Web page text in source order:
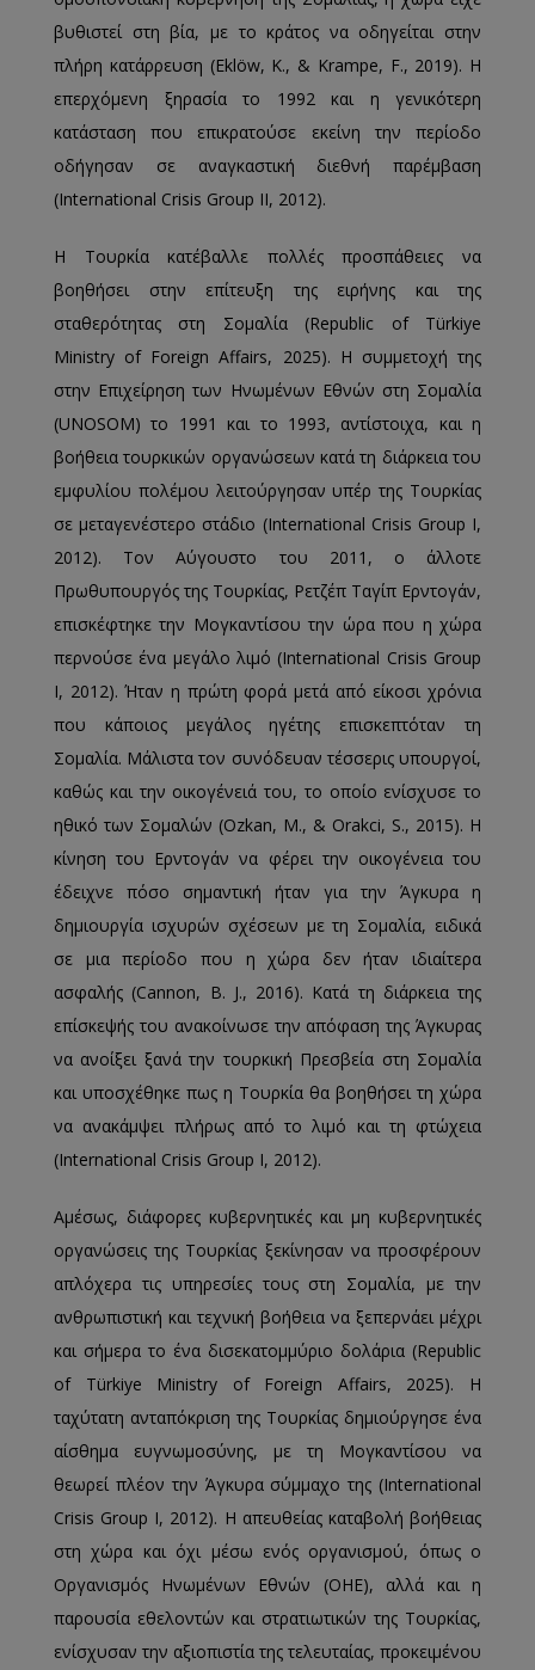
βυθιστεί στη βία, με το κράτος να οδηγείται στην
πλήρη κατάρρευση (Eklöw, K., & Krampe, F., 2019). Η
επερχόμενη ξηρασία το 1992 και η γενικότερη
κατάσταση που επικρατούσε εκείνη την περίοδο
οδήγησαν σε αναγκαστική διεθνή παρέμβαση
(International Crisis Group ΙΙ, 2012).
Η Τουρκία κατέβαλλε πολλές προσπάθειες να
βοηθήσει στην επίτευξη της ειρήνης και της
σταθερότητας στη Σομαλία (Republic of Türkiye
Ministry of Foreign Affairs, 2025). Η συμμετοχή της
στην Επιχείρηση των Ηνωμένων Εθνών στη Σομαλία
(UNOSOM) το 1991 και το 1993, αντίστοιχα, και η
βοήθεια τουρκικών οργανώσεων κατά τη διάρκεια του
εμφυλίου πολέμου λειτούργησαν υπέρ της Τουρκίας
σε μεταγενέστερο στάδιο (International Crisis Group Ι,
2012). Τον Αύγουστο του 2011, ο άλλοτε
Πρωθυπουργός της Τουρκίας, Ρετζέπ Ταγίπ Ερντογάν,
επισκέφτηκε την Μογκαντίσου την ώρα που η χώρα
περνούσε ένα μεγάλο λιμό (International Crisis Group
Ι, 2012). Ήταν η πρώτη φορά μετά από είκοσι χρόνια
που κάποιος μεγάλος ηγέτης επισκεπτόταν τη
Σομαλία. Μάλιστα τον συνόδευαν τέσσερις υπουργοί,
καθώς και την οικογένειά του, το οποίο ενίσχυσε το
ηθικό των Σομαλών (Ozkan, M., & Orakci, S., 2015). Η
κίνηση του Ερντογάν να φέρει την οικογένεια του
έδειχνε πόσο σημαντική ήταν για την Άγκυρα η
δημιουργία ισχυρών σχέσεων με τη Σομαλία, ειδικά
σε μια περίοδο που η χώρα δεν ήταν ιδιαίτερα
ασφαλής (Cannon, B. J., 2016). Κατά τη διάρκεια της
επίσκεψής του ανακοίνωσε την απόφαση της Άγκυρας
να ανοίξει ξανά την τουρκική Πρεσβεία στη Σομαλία
και υποσχέθηκε πως η Τουρκία θα βοηθήσει τη χώρα
να ανακάμψει πλήρως από το λιμό και τη φτώχεια
(International Crisis Group Ι, 2012).
Αμέσως, διάφορες κυβερνητικές και μη κυβερνητικές
οργανώσεις της Τουρκίας ξεκίνησαν να προσφέρουν
απλόχερα τις υπηρεσίες τους στη Σομαλία, με την
ανθρωπιστική και τεχνική βοήθεια να ξεπερνάει μέχρι
και σήμερα το ένα δισεκατομμύριο δολάρια (Republic
of Türkiye Ministry of Foreign Affairs, 2025). Η
ταχύτατη ανταπόκριση της Τουρκίας δημιούργησε ένα
αίσθημα ευγνωμοσύνης, με τη Μογκαντίσου να
θεωρεί πλέον την Άγκυρα σύμμαχο της (International
Crisis Group Ι, 2012). Η απευθείας καταβολή βοήθειας
στη χώρα και όχι μέσω ενός οργανισμού, όπως ο
Οργανισμός Ηνωμένων Εθνών (ΟΗΕ), αλλά και η
παρουσία εθελοντών και στρατιωτικών της Τουρκίας,
ενίσχυσαν την αξιοπιστία της τελευταίας, προκειμένου